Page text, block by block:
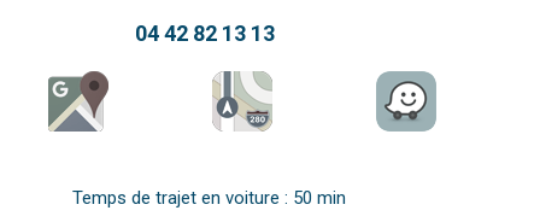
04 42 82 13 13
Temps de trajet en voiture : 50 min